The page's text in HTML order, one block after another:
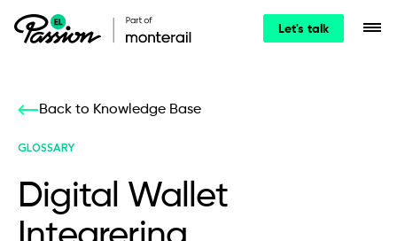
Let's talk
Back to Knowledge Base
GLOSSARY
Digital Wallet